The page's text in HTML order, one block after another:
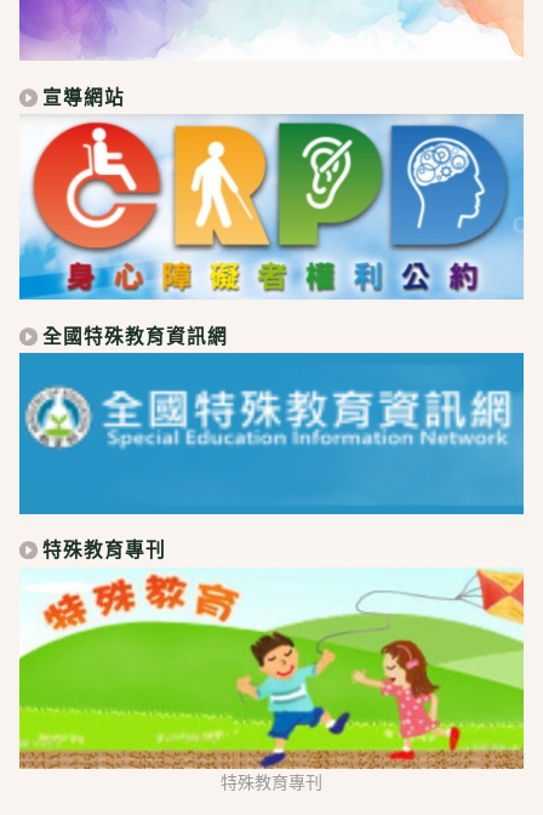
宣導網站
全國特殊教育資訊網
特殊教育專刊
特殊教育專刊